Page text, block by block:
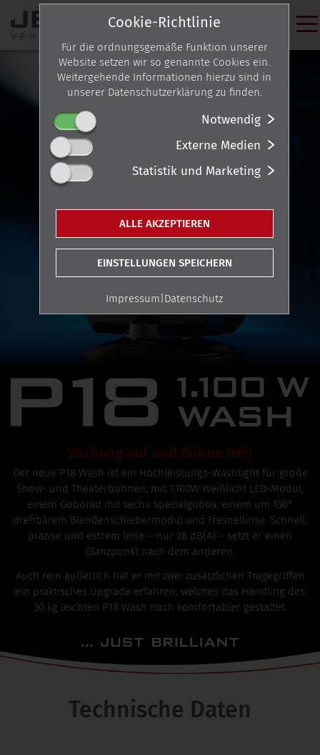
Vorhang auf und Bühne frei!
Der neue P18 Wash ist ein Hochleistungs-Washlight für große
Show- und Theaterbühnen, mit 1.100W Weißlicht LED-Modul,
einem Goborad mit sechs Spezialgobos, einem um 130°
drehbarem Blendenschiebermodul und Fresnellinse. Schnell,
präzise und extrem leise – nur 28 dB(A) – setzt er einen
Glanzpunkt nach dem anderen.
Auch rein äußerlich hat er mit zwei zusätzlichen Tragegriffen
ein praktisches Upgrade erfahren, welches das Handling des
30 kg leichten P18 Wash noch komfortabler gestaltet.
Technische Daten
Cookie-Richtlinie
Für die ordnungsgemäße Funktion unserer
Website setzen wir so genannte Cookies ein.
Weitergehende Informationen hierzu sind in
unserer Datenschutzerklärung zu finden.
Notwendig
Externe Medien
Statistik und Marketing
ALLE AKZEPTIEREN
EINSTELLUNGEN SPEICHERN
Impressum Datenschutz